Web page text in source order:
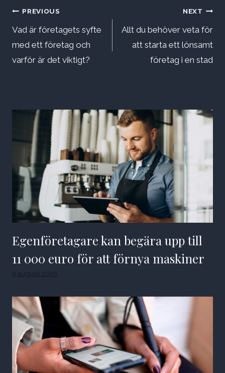
Inläggsnavigering
PREVIOUS
Vad är företagets syfte
med ett företag och
varför är det viktigt?
NEXT
Allt du behöver veta för
att starta ett lönsamt
företag i en stad
Egenföretagare kan begära upp till
11 000 euro för att förnya maskiner
9 augusti 2026